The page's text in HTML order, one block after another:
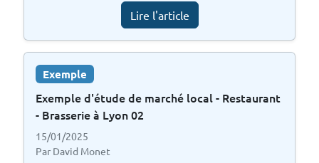
Lire l'article
Exemple
Exemple d'étude de marché local - Restaurant
- Brasserie à Lyon 02
15/01/2025
Par David Monet